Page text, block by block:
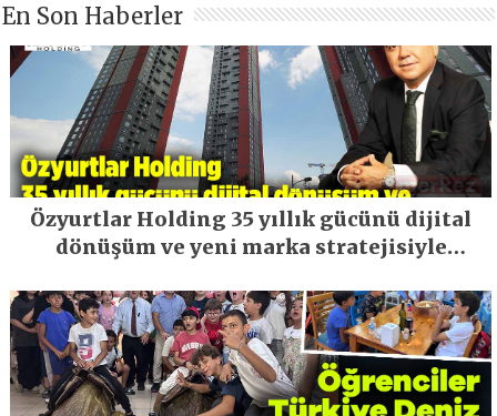
En Son Haberler
Özyurtlar Holding 35 yıllık gücünü dijital
dönüşüm ve yeni marka stratejisiyle